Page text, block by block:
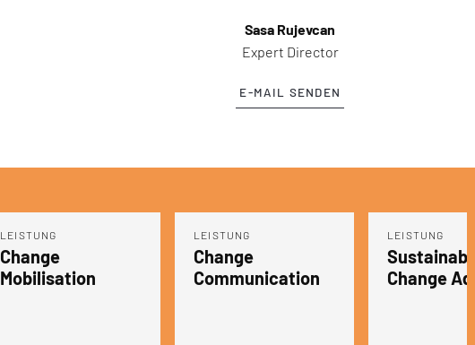
Sasa Rujevcan
Expert Director
E-MAIL SENDEN
LEISTUNG
Change
Communication
LEISTUNG
Sustainable
Change Adoption
LEISTUNG